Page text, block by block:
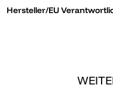
Hersteller/EU